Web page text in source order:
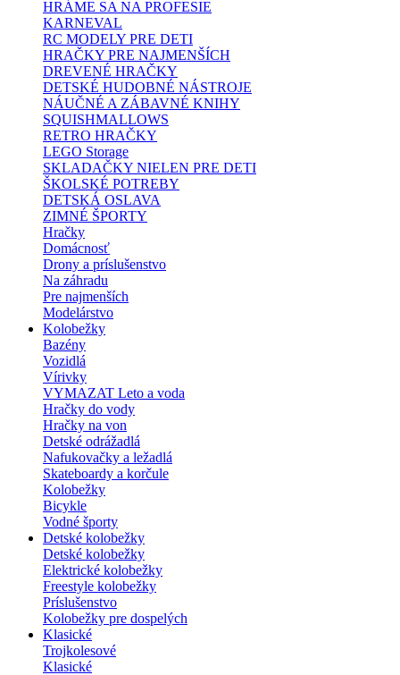
HRÁME SA NA PROFESIE
KARNEVAL
RC MODELY PRE DETI
HRAČKY PRE NAJMENŠÍCH
DREVENÉ HRAČKY
DETSKÉ HUDOBNÉ NÁSTROJE
NÁUČNÉ A ZÁBAVNÉ KNIHY
SQUISHMALLOWS
RETRO HRAČKY
LEGO Storage
SKLADAČKY NIELEN PRE DETI
ŠKOLSKÉ POTREBY
DETSKÁ OSLAVA
ZIMNÉ ŠPORTY
Hračky
Domácnosť
Drony a príslušenstvo
Na záhradu
Pre najmenších
Modelárstvo
Kolobežky
Bazény
Vozidlá
Vírivky
VYMAZAT Leto a voda
Hračky do vody
Hračky na von
Detské odrážadlá
Nafukovačky a ležadlá
Skateboardy a korčule
Kolobežky
Bicykle
Vodné športy
Detské kolobežky
Detské kolobežky
Elektrické kolobežky
Freestyle kolobežky
Príslušenstvo
Kolobežky pre dospelých
Klasické
Trojkolesové
Klasické